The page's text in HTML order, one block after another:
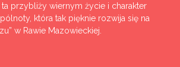
ta przybliży wiernym życie i charakter
która tak pięknie rozwija się na
w Rawie Mazowieckiej.